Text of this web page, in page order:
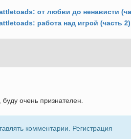
работа над игрой (часть 2)
очень признателен.
комментарии. Регистрация